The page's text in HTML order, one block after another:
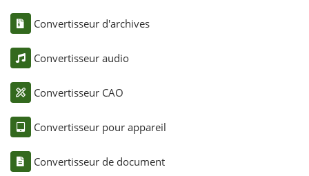
Convertisseur d'archives
Convertisseur audio
Convertisseur CAO
Convertisseur pour appareil
Convertisseur de document